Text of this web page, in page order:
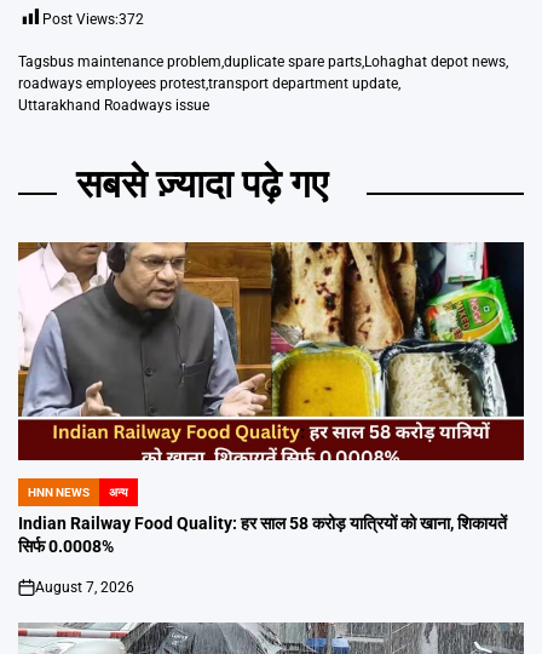
Post Views:372
Tagsbus maintenance problem duplicate spare parts Lohaghat depot news
roadways employees protesttransport department update
Uttarakhand Roadways issue
सबसे ज़्यादा पढ़े गए
POSTED
IN
HNN NEWS अन्य
Indian Railway Food Quality: हर साल 58 करोड़ यात्रियों को खाना, शिकायतें
सिर्फ 0.0008%
on
August 7, 2026